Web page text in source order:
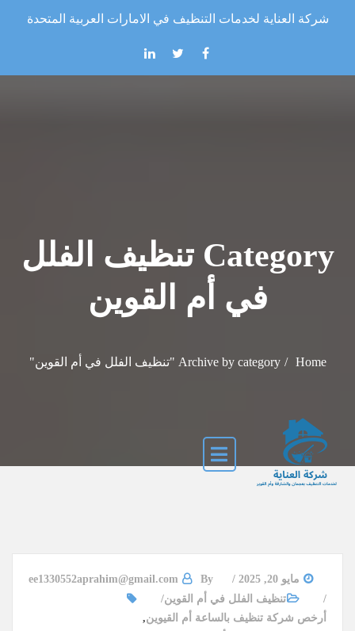
Skip to the content
شركة العناية لخدمات التنظيف في الامارات العربية المتحدة
Category تنظيف الفلل
في أم القوين
Home Archive by category "تنظيف الفلل في أم القوين"
مايو 20, 2025 By
ee1330552aprahim@gmail.com
تنظيف الفلل في أم القوين
أرخص شركة تنظيف بالساعة أم القيوين,